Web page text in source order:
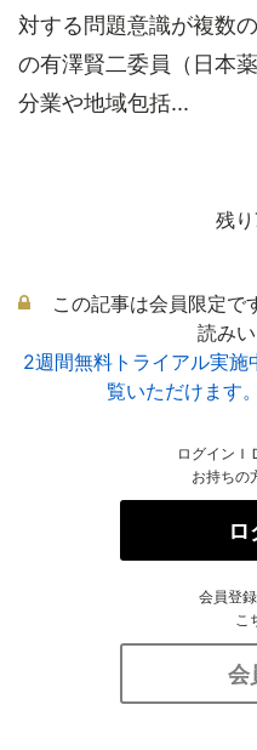
対する問題意識が複数
の有澤賢二委員（日本
分業や地域包括...
残
この記事は会員限定で
読みい
2週間無料トライアル実
覧いただけます
ログインＩ
お持ちの
ロ
会員登
こ
会